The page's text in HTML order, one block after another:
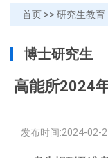
首页 >> 研究生教育
博士研究生
高能所2024
发布时间:2024-02-